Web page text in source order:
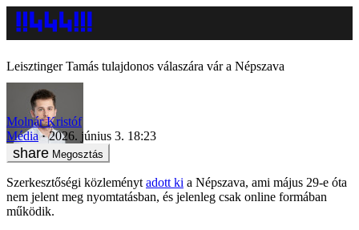
Leisztinger Tamás tulajdonos válaszára vár a Népszava
Molnár Kristóf
Média
2026. június 3. 18:23
Megosztás
Szerkesztőségi közleményt adott ki a Népszava, ami május 29-e óta
nem jelent meg nyomtatásban, és jelenleg csak online formában
működik.